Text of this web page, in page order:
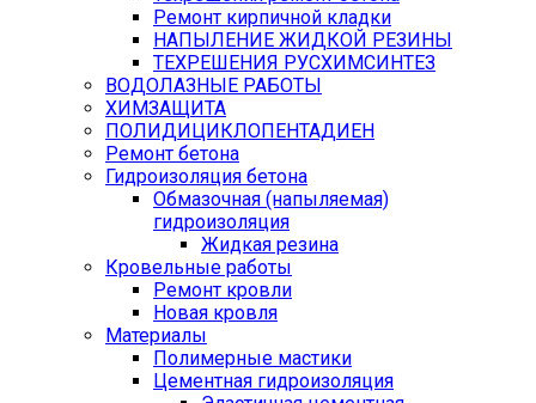
Ремонт кирпичной кладки
НАПЫЛЕНИЕ ЖИДКОЙ РЕЗИНЫ
ТЕХРЕШЕНИЯ РУСХИМСИНТЕЗ
ВОДОЛАЗНЫЕ РАБОТЫ
ХИМЗАЩИТА
ПОЛИДИЦИКЛОПЕНТАДИЕН
Ремонт бетона
Гидроизоляция бетона
Обмазочная (напыляемая)
гидроизоляция
Жидкая резина
Кровельные работы
Ремонт кровли
Новая кровля
Материалы
Полимерные мастики
Цементная гидроизоляция